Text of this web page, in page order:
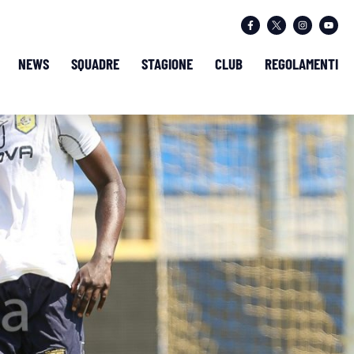
NEWS SQUADRE STAGIONE CLUB REGOLAMENTI